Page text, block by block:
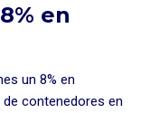
en
un 8% en
contenedores en